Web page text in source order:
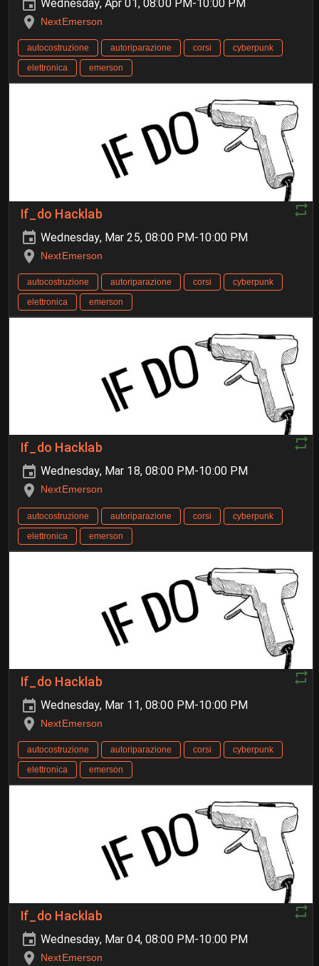
Wednesday, Apr 01, 08:00 PM-10:00 PM
NextEmerson
autocostruzione autoriparazione corsi
cyberpunk
elettronica
emerson
If_do Hacklab
Wednesday, Mar 25, 08:00 PM-10:00 PM
NextEmerson
autocostruzione autoriparazione corsi
cyberpunk
elettronica
emerson
If_do Hacklab
Wednesday, Mar 18, 08:00 PM-10:00 PM
NextEmerson
autocostruzione autoriparazione corsi
cyberpunk
elettronica
emerson
If_do Hacklab
Wednesday, Mar 11, 08:00 PM-10:00 PM
NextEmerson
autocostruzione autoriparazione corsi
cyberpunk
elettronica
emerson
If_do Hacklab
Wednesday, Mar 04, 08:00 PM-10:00 PM
NextEmerson